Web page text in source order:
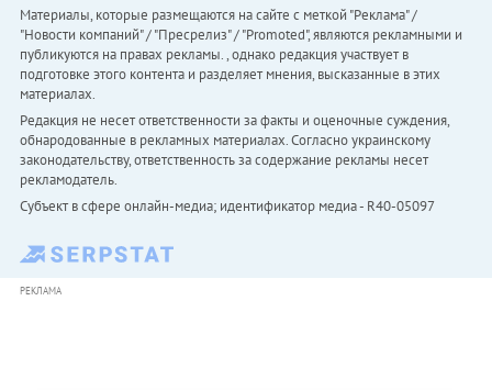
Материалы, которые размещаются на сайте с меткой "Реклама" /
"Новости компаний" / "Пресрелиз" / "Promoted", являются рекламными и
публикуются на правах рекламы. , однако редакция участвует в
подготовке этого контента и разделяет мнения, высказанные в этих
материалах.
Редакция не несет ответственности за факты и оценочные суждения,
обнародованные в рекламных материалах. Согласно украинскому
законодательству, ответственность за содержание рекламы несет
рекламодатель.
Субъект в сфере онлайн-медиа; идентификатор медиа - R40-05097
РЕКЛАМА